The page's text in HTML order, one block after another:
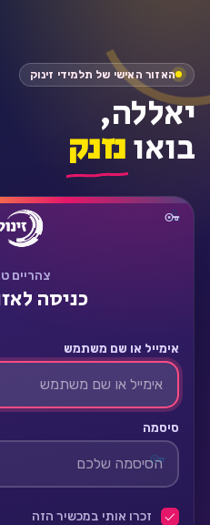
צהריים
כניסה
אימייל או שם משתמש
סיסמה
זכרו אותי במכשיר הזה
האזור האישי של תלמידי זינוק
יאללה,
בואונזנק